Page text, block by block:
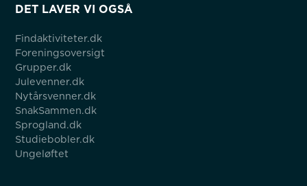
DET LAVER VI OGSÅ
Findaktiviteter.dk
Foreningsoversigt
Grupper.dk
Julevenner.dk
Nytårsvenner.dk
SnakSammen.dk
Sprogland.dk
Studiebobler.dk
Ungeløftet